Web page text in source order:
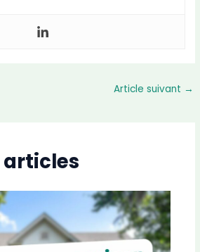
Article suivant →
articles